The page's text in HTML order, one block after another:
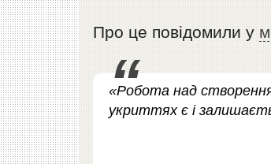
Про це повідомили у
«Робота над
укриттях є і